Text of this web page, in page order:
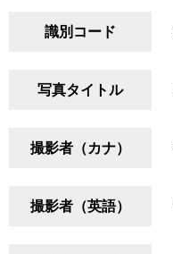
識別コード
写真タイトル
撮影者（カナ）
撮影者（英語）